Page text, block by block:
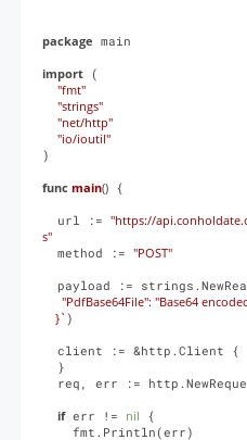
package main
import (
"fmt"
"strings"
"net/http"
"io/ioutil"
)
func main() {
  url :=
"https://
s"
  method :=
"POST"
payload :=
    }`
)
if err != nil {